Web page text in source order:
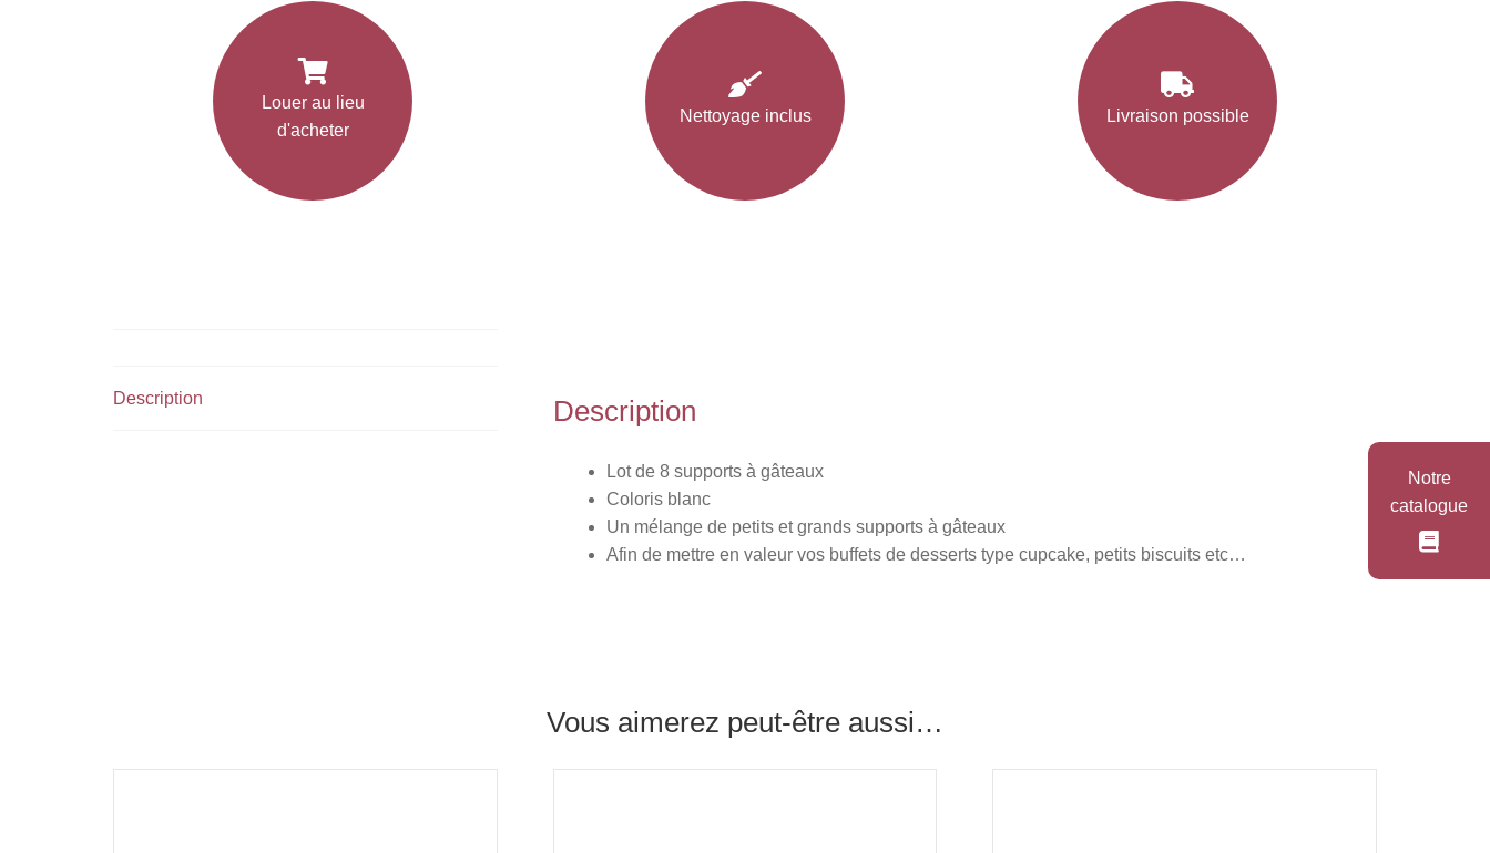
Notre
catalogue
Louer au lieu
d'acheter
Nettoyage inclus Livraison possible
Description Description
Lot de 8 supports à gâteaux
Coloris blanc
Un mélange de petits et grands supports à gâteaux
Afin de mettre en valeur vos buffets de desserts type cupcake, petits biscuits etc…
Vous aimerez peut-être aussi…